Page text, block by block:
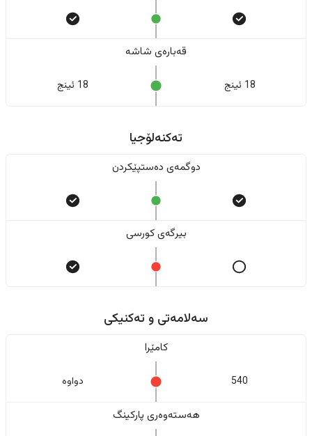
قەبارەی شاشە
18 ئینج 18 ئینج
تەکنەلۆجیا
دوگمەی دەستپێکردن
بیرگەی کورسی
سەلامەتی و تەکنیکی
کامێرا
540 دواوە
هەستەوەری پارکینگ